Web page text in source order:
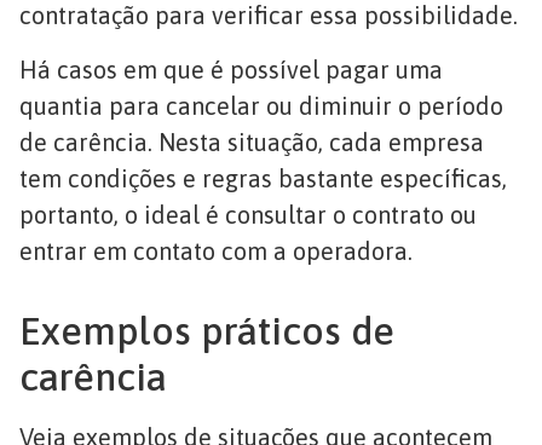
contratação para verificar essa possibilidade.
Há casos em que é possível pagar uma
quantia para cancelar ou diminuir o período
de carência. Nesta situação, cada empresa
tem condições e regras bastante específicas,
portanto, o ideal é consultar o contrato ou
entrar em contato com a operadora.
Exemplos práticos de
carência
Veja exemplos de situações que acontecem